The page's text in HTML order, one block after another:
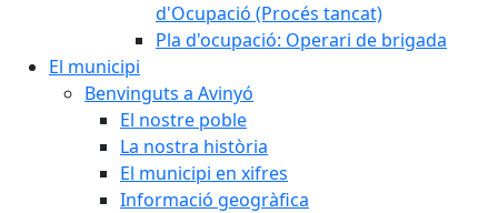
d'Ocupació (Procés tancat)
Pla d'ocupació: Operari de brigada
El municipi
Benvinguts a Avinyó
El nostre poble
La nostra història
El municipi en xifres
Informació geogràfica